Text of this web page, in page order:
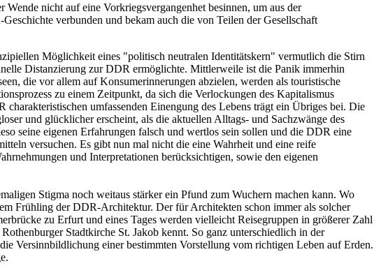
nicht auf eine Vorkriegsvergangenhet besinnen, um aus der
verbunden und bekam auch die von Teilen der Gesellschaft
Möglichkeit eines "politisch neutralen Identitätskern" vermutlich die Stirn
Distanzierung zur DDR ermöglichte. Mittlerweile ist die Panik immerhin
die vor allem auf Konsumerinnerungen abzielen, werden als touristische
zu einem Zeitpunkt, da sich die Verlockungen des Kapitalismus
umfassenden Einengung des Lebens trägt ein Übriges bei. Die
und glücklicher erscheint, als die aktuellen Alltags- und Sachzwänge des
seine eigenen Erfahrungen falsch und wertlos sein sollen und die DDR eine
versuchen. Es gibt nun mal nicht die eine Wahrheit und eine reife
und Interpretationen berücksichtigen, sowie den eigenen
Stigma noch weitaus stärker ein Pfund zum Wuchern machen kann. Wo
Frühling der DDR-Architektur. Der für Architekten schon immer als solcher
zu Erfurt und eines Tages werden vielleicht Reisegruppen in größerer Zahl
Stadtkirche St. Jakob kennt. So ganz unterschiedlich in der
Versinnbildlichung einer bestimmten Vorstellung vom richtigen Leben auf Erden.